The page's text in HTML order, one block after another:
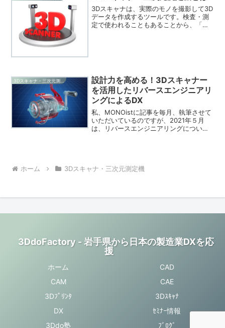
3Dスキャナは、実際のモノを撮影して3D
データを作成するツールです。検査・測
定で使われることもあることから、「非
設計力を高める！3Dスキャナー
を活用したリバースエンジニアリ
ングによるDX
私、MONOistに記事を毎月、執筆させて
いただいているのですが、2021年５月
は、リバースエンジニアリングについて
ホーム
3Dスキャナ・三次元測定機
3DdoFactory - 岩手県から日本の製造業DXを応
援
ホーム
CAD
CAM
CAE
3Dﾌﾟﾘﾝﾀ
3Dｽｷｬﾅ
DX
ｾﾐﾅｰ情報
3Ddo塾
ﾌﾞﾛｸﾞ